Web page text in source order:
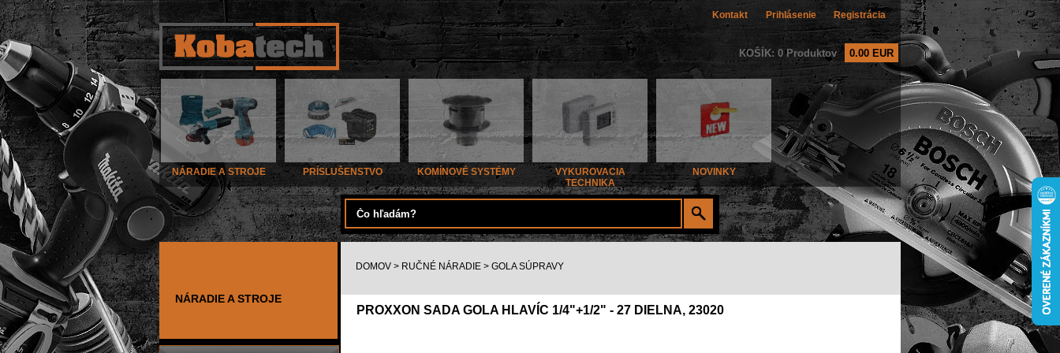
Kontakt Prihlásenie Registrácia
KOŠÍK: 0 Produktov 0.00 EUR
NÁRADIE A STROJE PRÍSLUŠENSTVO KOMÍNOVÉ SYSTÉMY
VYKUROVACIA
TECHNIKA
NOVINKY
NÁRADIE A STROJE
DOMOV > RUČNÉ NÁRADIE > GOLA SÚPRAVY
PROXXON SADA GOLA HLAVÍC 1/4"+1/2" - 27 DIELNA, 23020